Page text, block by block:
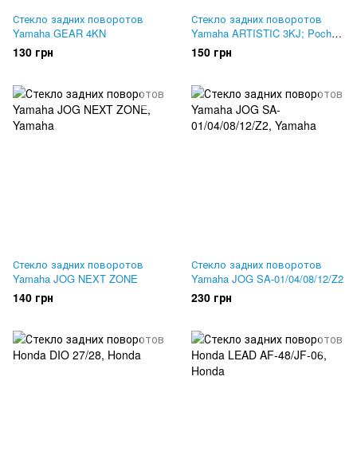
Стекло задних поворотов
Yamaha GEAR 4KN
130 грн
Стекло задних поворотов
Yamaha ARTISTIC 3KJ; Poche
3KJ
150 грн
Стекло задних поворотов
Yamaha JOG NEXT ZONE
140 грн
Стекло задних поворотов
Yamaha JOG SA-01/04/08/12/Z2
230 грн